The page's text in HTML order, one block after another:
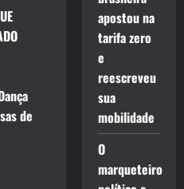
de
apostou na
tarifa zero
e
reescreveu
sua
mobilidade
O
marqueteiro